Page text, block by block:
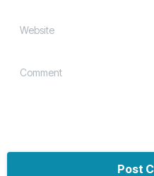
Website
Comment